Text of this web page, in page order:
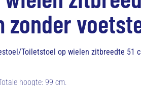
zonder
Toiletstoel op wielen zitbreedte 51
hoogte: 99 cm.